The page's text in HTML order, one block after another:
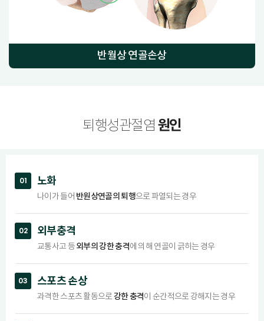
반월상 연골손상
퇴행성관절염 원인
01 노화
나이가 들어 반원상연골의 퇴행으로 파열되는 경우
02 외부충격
교통사고 등외부의 강한 충격에 의해 연골이 긁히는 경우
03 스포츠 손상
과격한 스포츠 활동으로강한 충격이 순간적으로 강해지는 경우